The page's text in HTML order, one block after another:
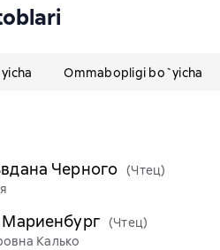
Ommabopligi bo`yicha
Черного (Чтец)
(Чтец)
Калько